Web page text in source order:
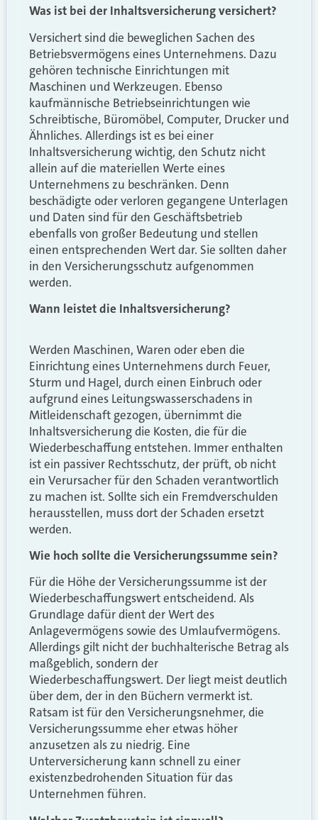
Was ist bei der Inhaltsversicherung versichert?
Versichert sind die beweglichen Sachen des
Betriebsvermögens eines Unternehmens. Dazu
gehören technische Einrichtungen mit
Maschinen und Werkzeugen. Ebenso
kaufmännische Betriebseinrichtungen wie
Schreibtische, Büromöbel, Computer, Drucker und
Ähnliches. Allerdings ist es bei einer
Inhaltsversicherung wichtig, den Schutz nicht
allein auf die materiellen Werte eines
Unternehmens zu beschränken. Denn
beschädigte oder verloren gegangene Unterlagen
und Daten sind für den Geschäftsbetrieb
ebenfalls von großer Bedeutung und stellen
einen entsprechenden Wert dar. Sie sollten daher
in den Versicherungsschutz aufgenommen
werden.
Wann leistet die Inhaltsversicherung?
Werden Maschinen, Waren oder eben die
Einrichtung eines Unternehmens durch Feuer,
Sturm und Hagel, durch einen Einbruch oder
aufgrund eines Leitungswasserschadens in
Mitleidenschaft gezogen, übernimmt die
Inhaltsversicherung die Kosten, die für die
Wiederbeschaffung entstehen. Immer enthalten
ist ein passiver Rechtsschutz, der prüft, ob nicht
ein Verursacher für den Schaden verantwortlich
zu machen ist. Sollte sich ein Fremdverschulden
herausstellen, muss dort der Schaden ersetzt
werden.
Wie hoch sollte die Versicherungssumme sein?
Für die Höhe der Versicherungssumme ist der
Wiederbeschaffungswert entscheidend. Als
Grundlage dafür dient der Wert des
Anlagevermögens sowie des Umlaufvermögens.
Allerdings gilt nicht der buchhalterische Betrag als
maßgeblich, sondern der
Wiederbeschaffungswert. Der liegt meist deutlich
über dem, der in den Büchern vermerkt ist.
Ratsam ist für den Versicherungsnehmer, die
Versicherungssumme eher etwas höher
anzusetzen als zu niedrig. Eine
Unterversicherung kann schnell zu einer
existenzbedrohenden Situation für das
Unternehmen führen.